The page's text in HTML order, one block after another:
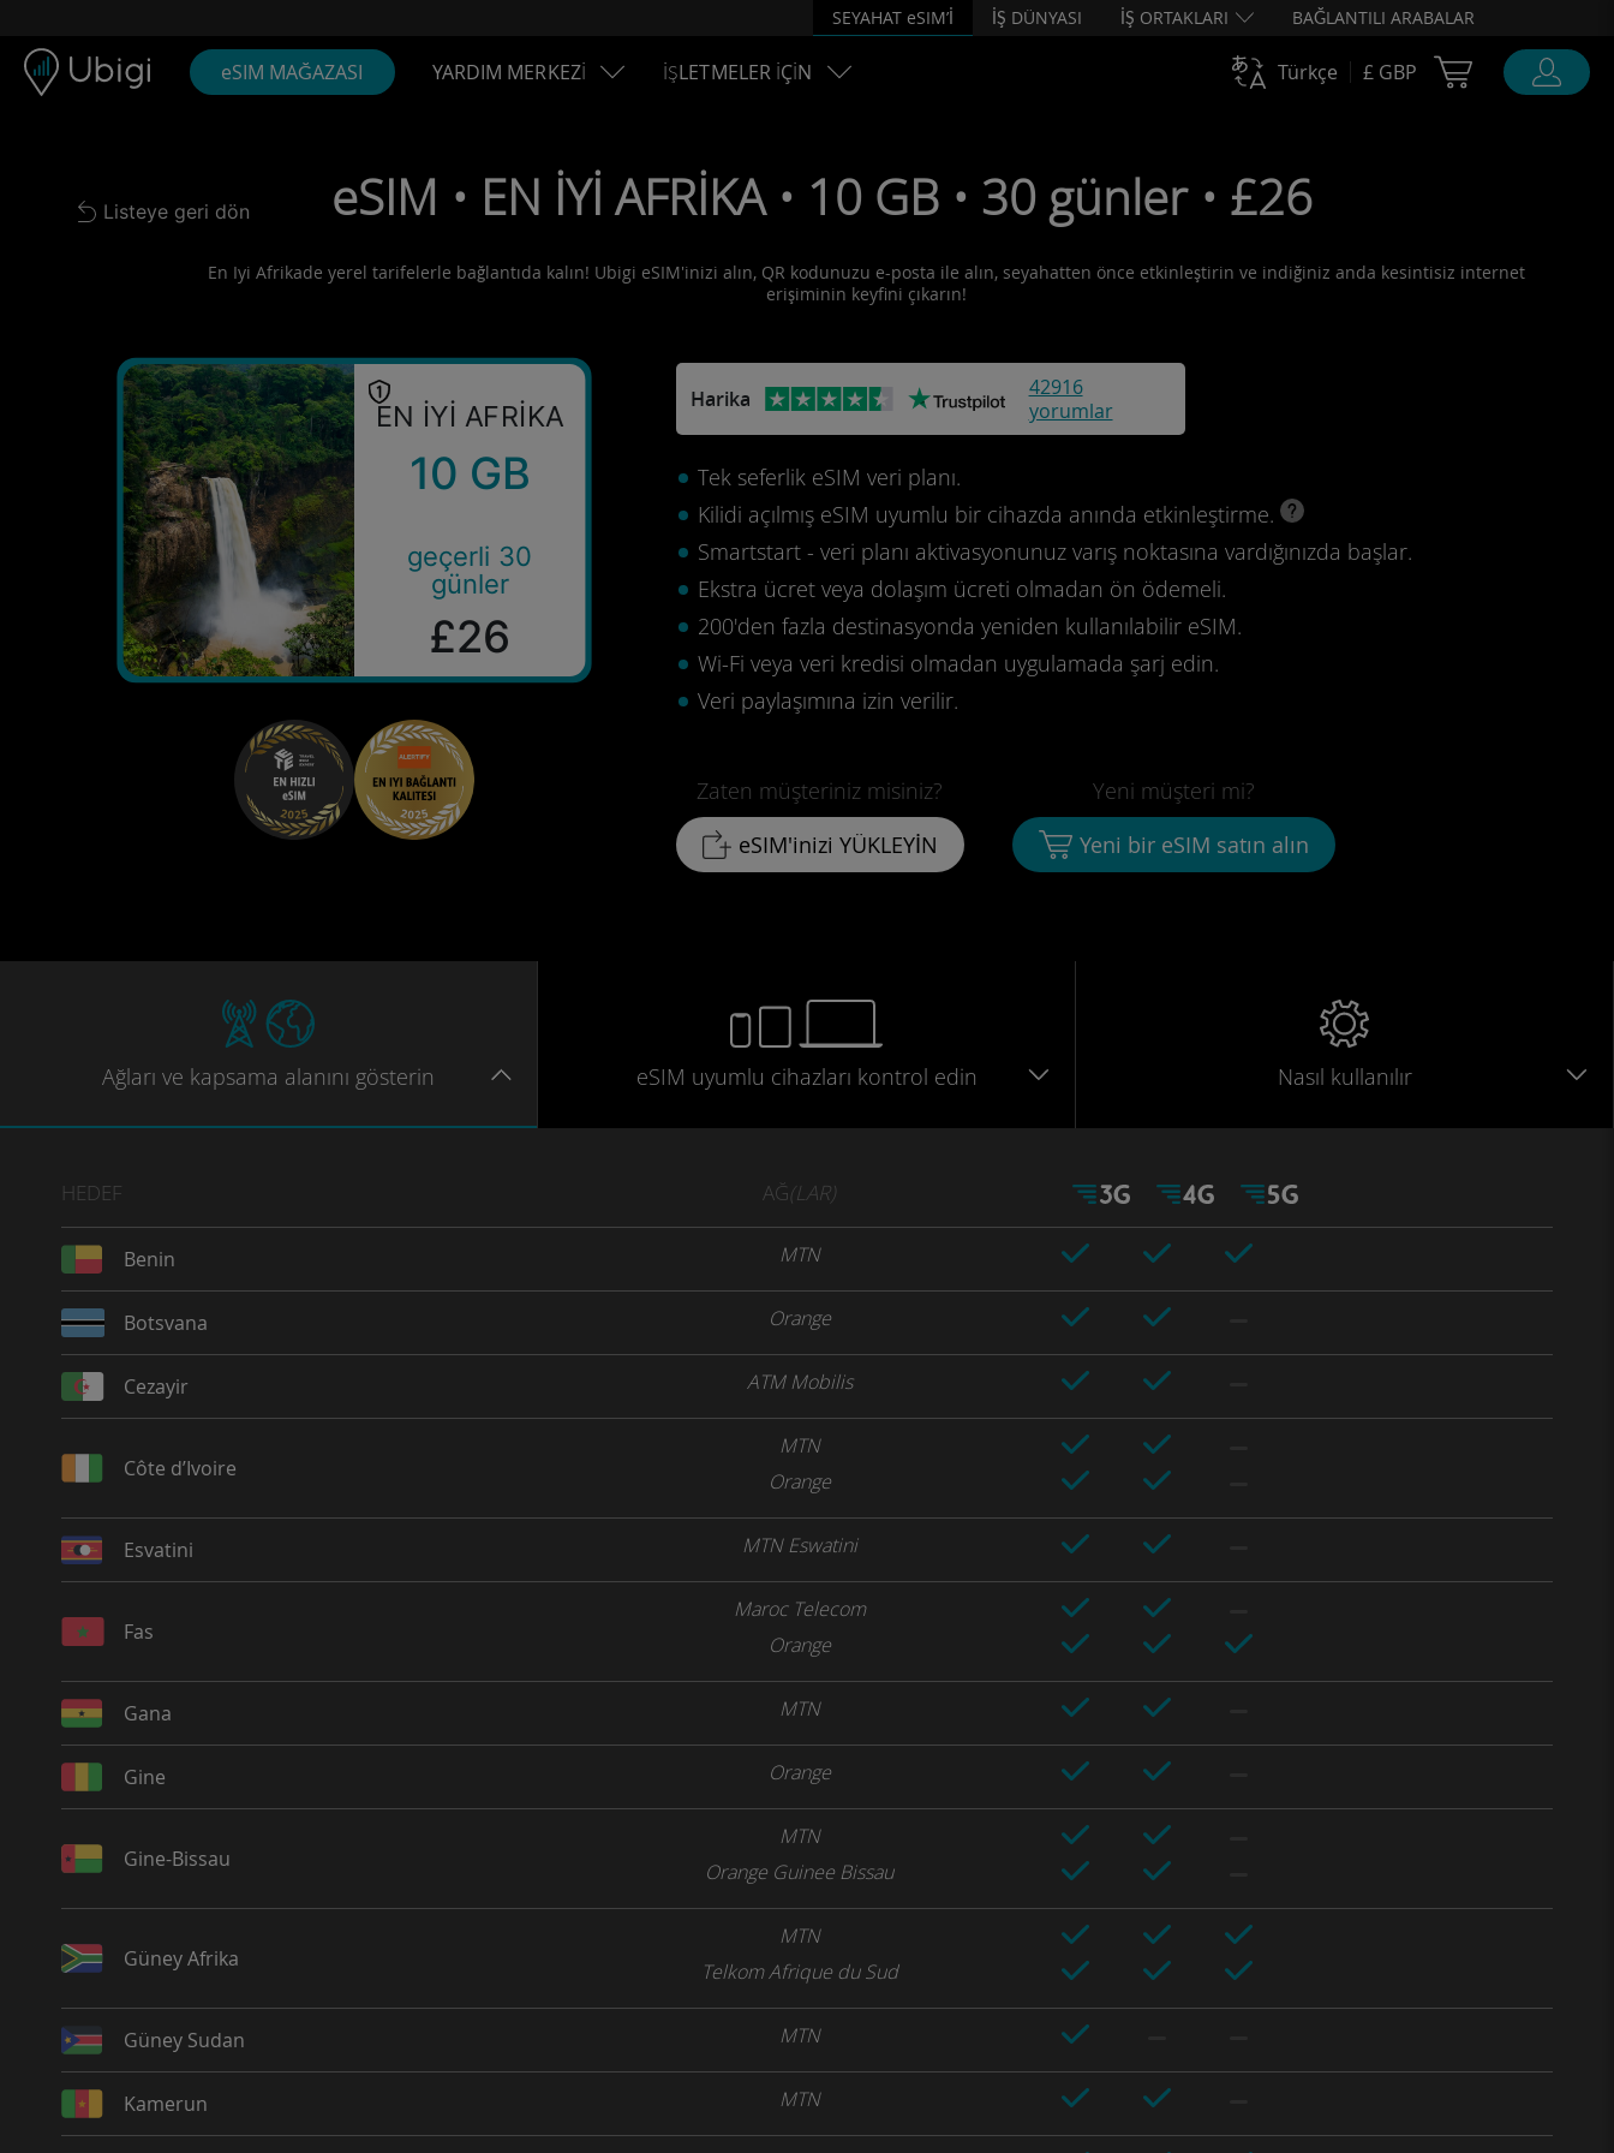
SEYAHAT eSIM’İ İŞ DÜNYASI İŞ ORTAKLARI BAĞLANTILI ARABALAR
eSIM MAĞAZASI YARDIM MERKEZİ İŞLETMELER İÇİN Türkçe £ GBP Cart Ubigi
Back to list
Listeye geri dön eSIM • EN İYİ AFRİKA • 10 GB • 30 günler • £26
En Iyi Afrikade yerel tarifelerle bağlantıda kalın! Ubigi eSIM'inizi alın, QR kodunuzu e-posta ile alın, seyahatten önce etkinleştirin ve indiğiniz anda kesintisiz internet
erişiminin keyfini çıkarın!
EN İYİ AFRİKA
10 GB
geçerli 30
günler
£26
Harika
42916
yorumlar
Tek seferlik eSIM veri planı.
Kilidi açılmış eSIM uyumlu bir cihazda anında etkinleştirme.
Smartstart - veri planı aktivasyonunuz varış noktasına vardığınızda başlar.
Ekstra ücret veya dolaşım ücreti olmadan ön ödemeli.
200'den fazla destinasyonda yeniden kullanılabilir eSIM.
Wi-Fi veya veri kredisi olmadan uygulamada şarj edin.
Veri paylaşımına izin verilir.
Zaten müşteriniz misiniz?
eSIM'inizi YÜKLEYİN
Yeni müşteri mi?
Yeni bir eSIM satın alın
Ağları ve kapsama alanını gösterin eSIM uyumlu cihazları kontrol edin Nasıl kullanılır
HEDEF AĞ(LAR)
Benin MTN
Botsvana Orange
Cezayir ATM Mobilis
Côte d’Ivoire
MTN
Orange
Esvatini MTN Eswatini
Fas
Maroc Telecom
Orange
Gana MTN
Gine Orange
Gine-Bissau
MTN
Orange Guinee Bissau
Güney Afrika
MTN
Telkom Afrique du Sud
Güney Sudan MTN
Kamerun MTN